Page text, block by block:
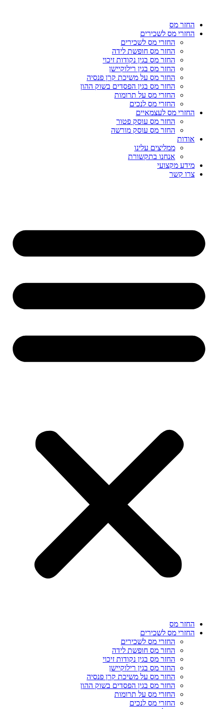
החזר מס
החזרי מס לשכירים
החזרי מס לשכירים
החזר מס חופשת לידה
החזר מס בגין נקודות זיכוי
החזר מס בגין רילוקיישן
החזר מס על משיכת קרן פנסיה
החזר מס בגין הפסדים בשוק ההון
החזרי מס על תרומות
החזרי מס לנכים
החזרי מס לעצמאיים
החזר מס עוסק פטור
החזר מס עוסק מורשה
אודות
ממליצים עלינו
אנחנו בתקשורת
מידע מקצועי
צרו קשר
החזר מס
החזרי מס לשכירים
החזרי מס לשכירים
החזר מס חופשת לידה
החזר מס בגין נקודות זיכוי
החזר מס בגין רילוקיישן
החזר מס על משיכת קרן פנסיה
החזר מס בגין הפסדים בשוק ההון
החזרי מס על תרומות
החזרי מס לנכים